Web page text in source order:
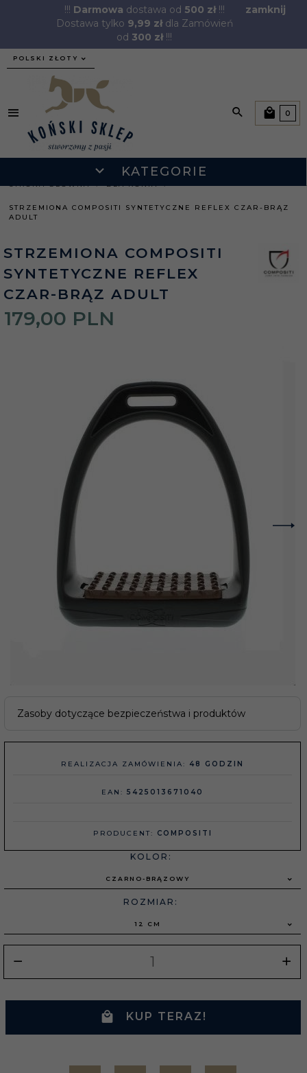
!!! Darmowa dostawa od 500 zł!!!
Dostawa tylko 9,99 złdla Zamówień
od 300 zł!!!
zamknij
currency_h
POLSKI ZŁOTY
KATEGORIE
0
STRONA GŁÓWNA DLA KONIA
STRZEMIONA COMPOSITI SYNTETYCZNE REFLEX CZAR-BRĄZ
ADULT
STRZEMIONA COMPOSITI
SYNTETYCZNE REFLEX
CZAR-BRĄZ ADULT
179,00 PLN
Zasoby dotyczące bezpieczeństwa i produktów
REALIZACJA ZAMÓWIENIA: 48 GODZIN
EAN: 5425013671040
PRODUCENT: COMPOSITI
KOLOR:
CZARNO-BRĄZOWY
ROZMIAR:
12 CM
KUP TERAZ!